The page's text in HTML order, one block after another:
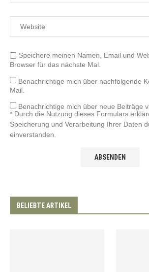
Speichere meinen Namen, Email und
Browser für das nächste Mal.
Benachrichtige mich über nachfolgende
Mail.
Benachrichtige mich über neue Beiträge
* Durch die Nutzung dieses Formulars
Speicherung und Verarbeitung Ihrer Daten
einverstanden.
BELIEBTE ARTIKEL